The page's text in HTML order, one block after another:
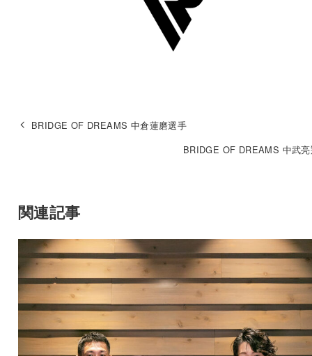
BRIDGE OF DREAMS 中倉蓮磨選手
BRIDGE OF DREAMS 中武
関連記事